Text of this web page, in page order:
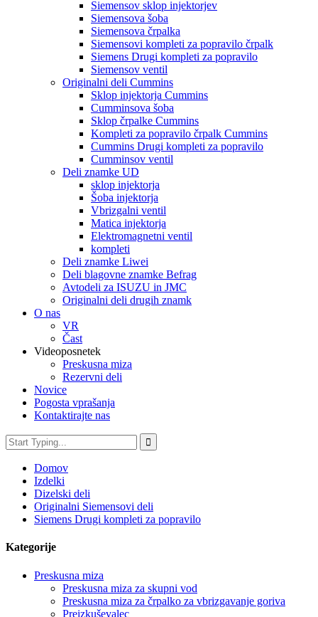
Siemensov sklop injektorjev
Siemensova šoba
Siemensova črpalka
Siemensovi kompleti za popravilo črpalk
Siemens Drugi kompleti za popravilo
Siemensov ventil
Originalni deli Cummins
Sklop injektorja Cummins
Cumminsova šoba
Sklop črpalke Cummins
Kompleti za popravilo črpalk Cummins
Cummins Drugi kompleti za popravilo
Cumminsov ventil
Deli znamke UD
sklop injektorja
Šoba injektorja
Vbrizgalni ventil
Matica injektorja
Elektromagnetni ventil
kompleti
Deli znamke Liwei
Deli blagovne znamke Befrag
Avtodeli za ISUZU in JMC
Originalni deli drugih znamk
O nas
VR
Čast
Videoposnetek
Preskusna miza
Rezervni deli
Novice
Pogosta vprašanja
Kontaktirajte nas
Domov
Izdelki
Dizelski deli
Originalni Siemensovi deli
Siemens Drugi kompleti za popravilo
Kategorije
Preskusna miza
Preskusna miza za skupni vod
Preskusna miza za črpalko za vbrizgavanje goriva
Preizkuševalec